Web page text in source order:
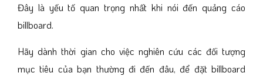
Đây là yếu tố quan trọng nhất khi nói đến quảng cáo
billboard.
Hãy dành thời gian cho việc nghiên cứu các đối tượng
mục tiêu của bạn thường đi đến đâu, để đặt billboard